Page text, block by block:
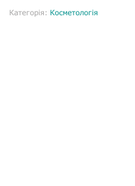
Категорія: Косметологія